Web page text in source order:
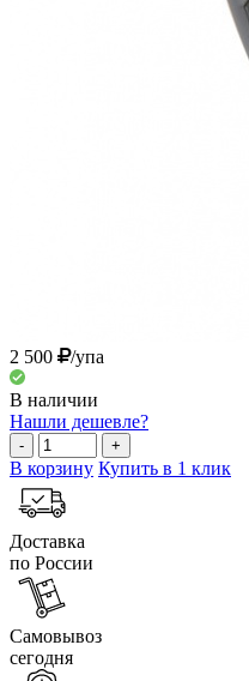
2 500 /упа
В наличии
Нашли дешевле?
- +
В корзину Купить в 1 клик
Доставка
по России
Самовывоз
сегодня